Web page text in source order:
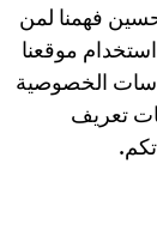
في
والكتابة
تديرها
بموجبها للأمم
والكتابة
فهمنا لمن
موقعنا
الخصوصية
تعريف